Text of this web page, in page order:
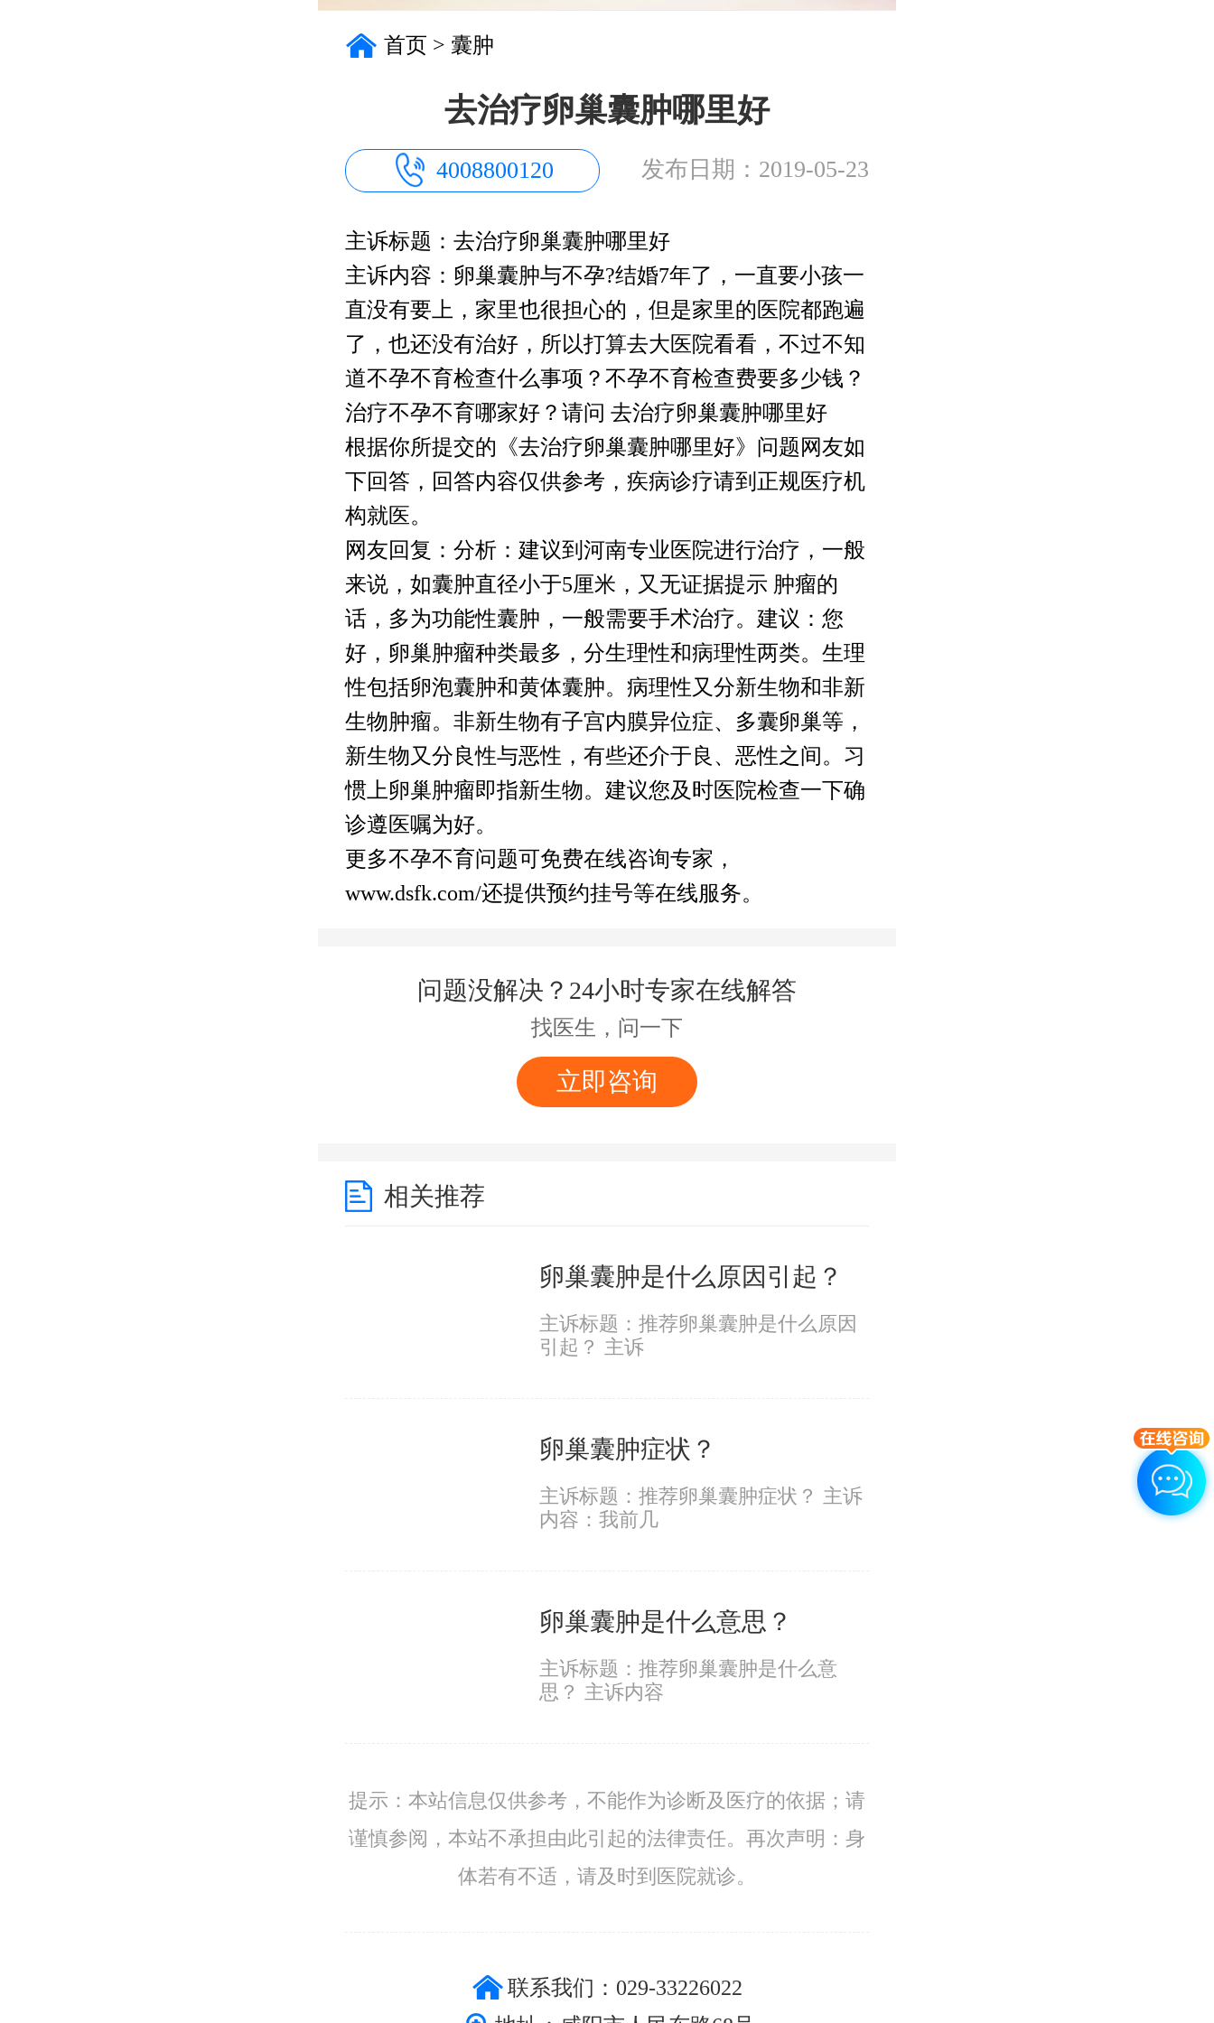
首页 > 囊肿
去治疗卵巢囊肿哪里好
4008800120 发布日期：2019-05-23
主诉标题：去治疗卵巢囊肿哪里好
主诉内容：卵巢囊肿与不孕?结婚7年了，一直要小孩一
直没有要上，家里也很担心的，但是家里的医院都跑遍
了，也还没有治好，所以打算去大医院看看，不过不知
道不孕不育检查什么事项？不孕不育检查费要多少钱？
治疗不孕不育哪家好？请问 去治疗卵巢囊肿哪里好
根据你所提交的《去治疗卵巢囊肿哪里好》问题网友如
下回答，回答内容仅供参考，疾病诊疗请到正规医疗机
构就医。
网友回复：分析：建议到河南专业医院进行治疗，一般
来说，如囊肿直径小于5厘米，又无证据提示 肿瘤的
话，多为功能性囊肿，一般需要手术治疗。建议：您
好，卵巢肿瘤种类最多，分生理性和病理性两类。生理
性包括卵泡囊肿和黄体囊肿。病理性又分新生物和非新
生物肿瘤。非新生物有子宫内膜异位症、多囊卵巢等，
新生物又分良性与恶性，有些还介于良、恶性之间。习
惯上卵巢肿瘤即指新生物。建议您及时医院检查一下确
诊遵医嘱为好。
更多不孕不育问题可免费在线咨询专家，
www.dsfk.com/还提供预约挂号等在线服务。
问题没解决？24小时专家在线解答
找医生，问一下
立即咨询
相关推荐
卵巢囊肿是什么原因引起？
主诉标题：推荐卵巢囊肿是什么原因
引起？ 主诉
卵巢囊肿症状？
主诉标题：推荐卵巢囊肿症状？ 主诉
内容：我前几
卵巢囊肿是什么意思？
主诉标题：推荐卵巢囊肿是什么意
思？ 主诉内容
提示：本站信息仅供参考，不能作为诊断及医疗的依据；请
谨慎参阅，本站不承担由此引起的法律责任。再次声明：身
体若有不适，请及时到医院就诊。
联系我们：029-33226022